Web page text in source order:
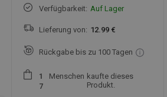
Verfügbarkeit: Auf Lager
Lieferung von: 12.99 €
Rückgabe bis zu 100 Tagen
1
7
Menschen kaufte dieses
Produkt.